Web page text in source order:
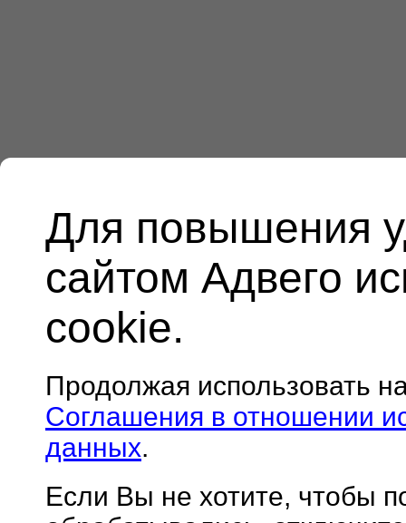
Для повышения
сайтом Адвего
cookie.
Продолжая использовать
Соглашения в отношении
данных.
Если Вы не хотите, чтобы